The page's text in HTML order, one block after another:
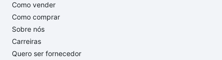
Como vender
Como comprar
Sobre nós
Carreiras
Quero ser fornecedor